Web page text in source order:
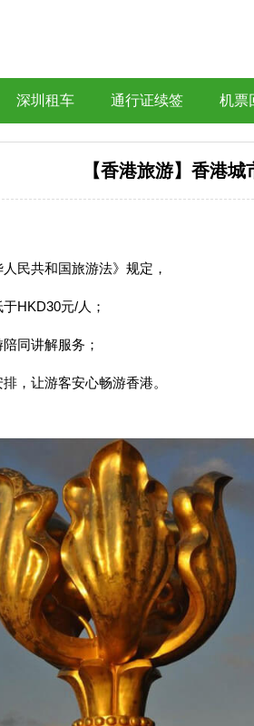
深圳租车 通行证续签 机票
【香港旅游】香港
民共和国旅游法》规定，
HKD30元/人；
同讲解服务；
，让游客安心畅游香港。